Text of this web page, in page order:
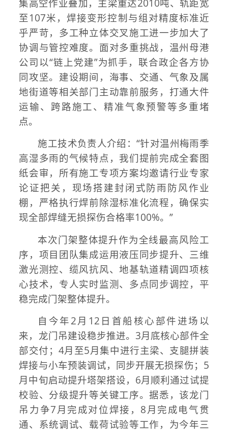
集高空作业叠加，主梁重达2010吨、轨距宽
至107米，焊接变形控制与组对精度标准近
乎严苛，多工种立体交叉施工进一步加大了
协调与管控难度。面对多重挑战，温州母港
公司以“链上党建”为抓手，联合政企各方协
同攻坚。建设期间，海事、交通、气象及属
地街道等相关部门主动靠前服务，打通大件
运输、跨路施工、精准气象预警等多重堵
点。
施工技术负责人介绍：“针对温州梅雨季
高湿多雨的气候特点，我们提前完成全套图
纸会审，所有施工专项方案均邀请行业专家
论证把关，现场搭建封闭式防雨防风作业
棚，严格执行焊前除湿标准化流程，确保实
现全部焊缝无损探伤合格率100%。”
本次门架整体提升作为全线最高风险工
序，项目团队集成运用液压同步提升、三维
激光测控、缆风抗风、地基轨道精调四项核
心技术，专人实时监测、多点同步调控，平
稳完成门架整体提升。
自今年2月12日首船核心部件进场以
来，龙门吊建设稳步推进。3月底核心部件全
部交付；4月至5月集中进行主梁、支腿拼装
焊接与小车预装调试，同步开展无损探伤；5
月中旬启动提升塔架搭设，6月顺利通过试提
校验、分级提升等关键工序。据悉，该龙门
吊力争7月完成对位焊接，8月完成电气贯
通、系统调试、载荷试验等工作，为今年三